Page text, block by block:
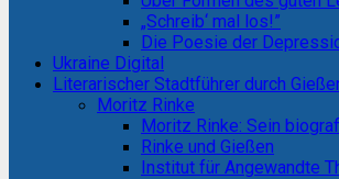
„Schreib‘ mal los!”
Die Poesie der
Ukraine Digital
Literarischer Stadtführer durch
Moritz Rinke
Moritz Rinke: Sein
Rinke und Gießen
Institut für Angewandte